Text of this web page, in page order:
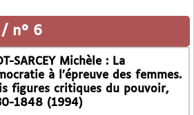
n° 6
SARCEY Michèle : La
à l’épreuve des femmes.
figures critiques du pouvoir,
1848 (1994)